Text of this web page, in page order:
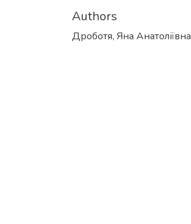
Authors
Дроботя, Яна Анатоліївна